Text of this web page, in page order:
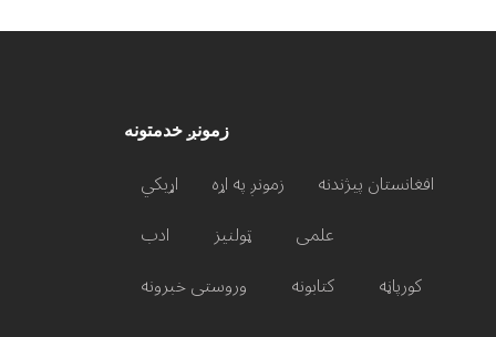
زمونږ خدمتونه
اړیکي زمونږ په اړه
افغانستان پیژندنه
ادب
ټولنیز
علمی
وروستی خبرونه
کتابونه کورپاڼه